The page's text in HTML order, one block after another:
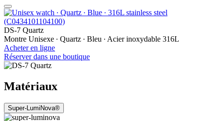
DS-7 Quartz
Montre Unisexe ∙ Quartz ∙ Bleu ∙ Acier inoxydable 316L
Acheter en ligne
Réserver dans une boutique
Matériaux
Super-LumiNova®